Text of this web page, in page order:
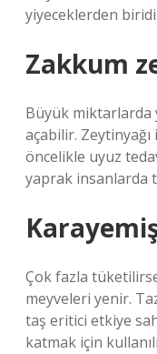
yiyeceklerden
Zakkum
Büyük miktarlarda
açabilir.
öncelikle uyuz
yaprak insanlarda
Çok fazla
meyveleri yenir.
taş eritici etkiye
katmak için